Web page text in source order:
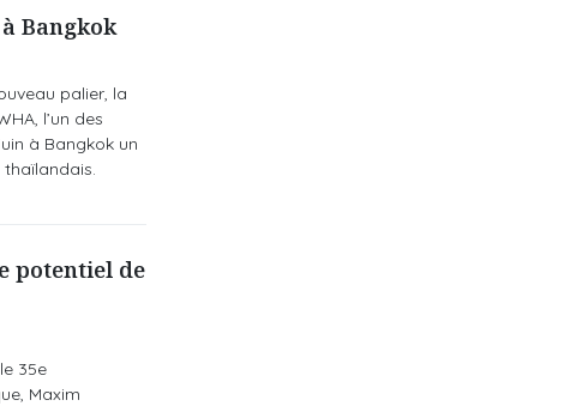
Bangkok
palier, la
l’un des
à Bangkok un
potentiel de
35e
Maxim